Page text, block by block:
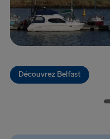
Travemünde → Liepāja
Ventspils → Nynäshamn
Liepāja → Travemünde
Nynäshamn → Ventspils
Découvrez Belfast